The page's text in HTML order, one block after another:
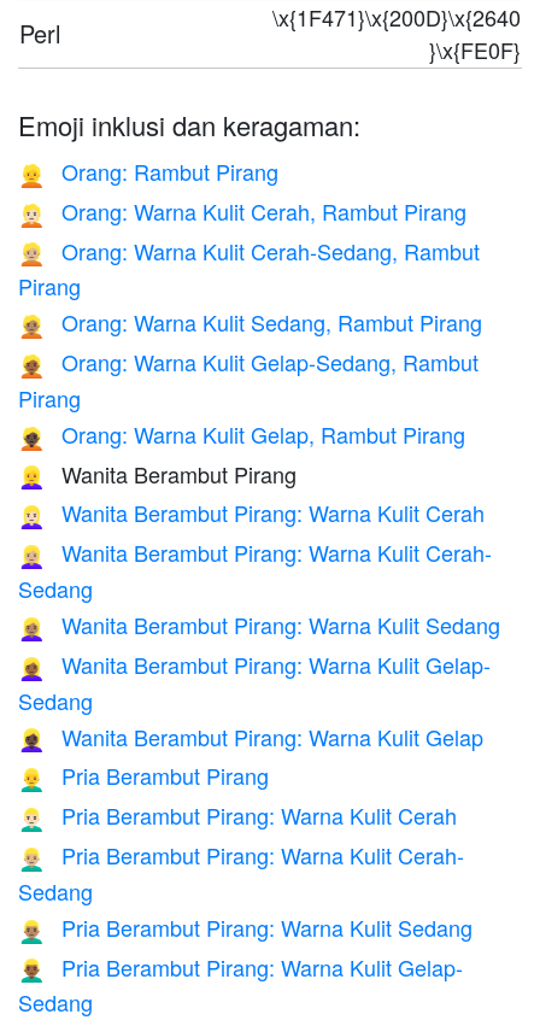
Perl
\x{1F471}\x{200D}\x{2640
}\x{FE0F}
Emoji inklusi dan keragaman:
👱 Orang: Rambut Pirang
👱🏻 Orang: Warna Kulit Cerah, Rambut Pirang
👱🏼
Orang: Warna Kulit Cerah-Sedang, Rambut
Pirang
👱🏽 Orang: Warna Kulit Sedang, Rambut Pirang
👱🏾
Orang: Warna Kulit Gelap-Sedang, Rambut
Pirang
👱🏿 Orang: Warna Kulit Gelap, Rambut Pirang
👱‍♀️ Wanita Berambut Pirang
👱🏻‍♀️ Wanita Berambut Pirang: Warna Kulit Cerah
👱🏼‍♀️
Wanita Berambut Pirang: Warna Kulit Cerah-
Sedang
👱🏽‍♀️ Wanita Berambut Pirang: Warna Kulit Sedang
👱🏾‍♀️
Wanita Berambut Pirang: Warna Kulit Gelap-
Sedang
👱🏿‍♀️ Wanita Berambut Pirang: Warna Kulit Gelap
👱‍♂️ Pria Berambut Pirang
👱🏻‍♂️ Pria Berambut Pirang: Warna Kulit Cerah
👱🏼‍♂️
Pria Berambut Pirang: Warna Kulit Cerah-
Sedang
👱🏽‍♂️ Pria Berambut Pirang: Warna Kulit Sedang
👱🏾‍♂️
Pria Berambut Pirang: Warna Kulit Gelap-
Sedang